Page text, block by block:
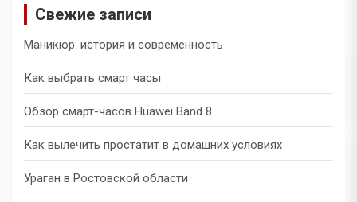
Свежие записи
Маникюр: история и современность
Как выбрать смарт часы
Обзор смарт-часов Huawei Band 8
Как вылечить простатит в домашних условиях
Ураган в Ростовской области